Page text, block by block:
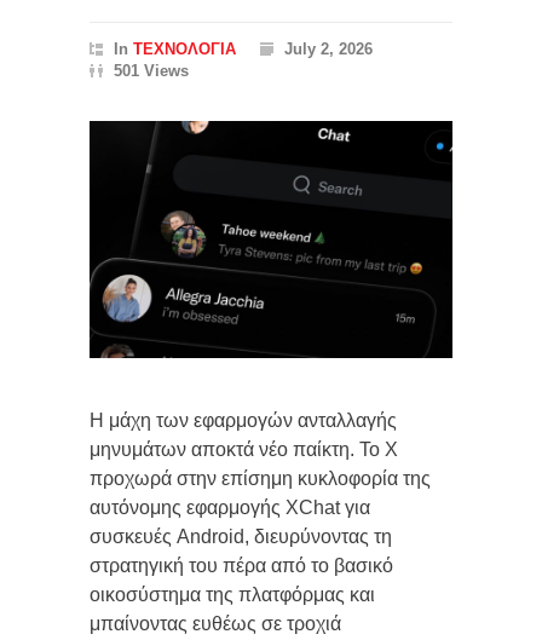
In ΤΕΧΝΟΛΟΓΙΑ
July 2, 2026
501 Views
Η μάχη των εφαρμογών ανταλλαγής
μηνυμάτων αποκτά νέο παίκτη. Το X
προχωρά στην επίσημη κυκλοφορία της
αυτόνομης εφαρμογής XChat για
συσκευές Android, διευρύνοντας τη
στρατηγική του πέρα από το βασικό
οικοσύστημα της πλατφόρμας και
μπαίνοντας ευθέως σε τροχιά